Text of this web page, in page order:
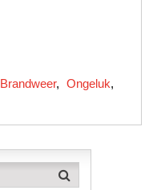
Brandweer, Ongeluk,